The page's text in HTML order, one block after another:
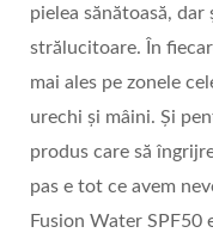
pielea sănătoasă,
strălucitoare. În
mai ales pe zonele
urechi și mâini. Și
produs care să
pas e tot ce avem
Fusion Water